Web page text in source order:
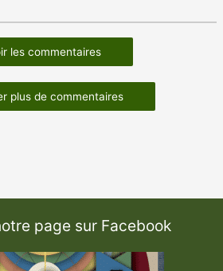
les commentaires
plus de commentaires
page sur Facebook